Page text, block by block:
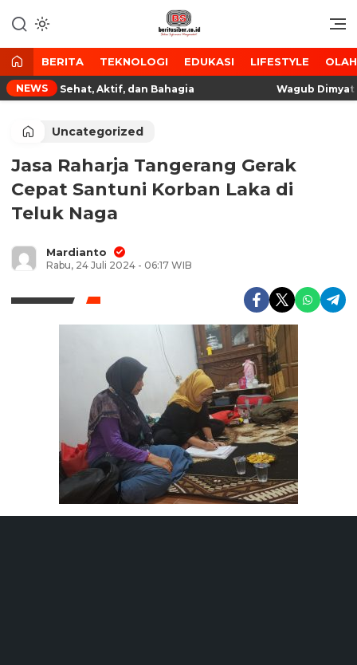
ke
konten
BeritaSiber.co.id
Media Tanggap Dan Akurat
BERITA TEKNOLOGI EDUKASI LIFESTYLE
NEWSSehat, Aktif, dan Bahagia Wagub Dimyati
Uncategorized
Jasa Raharja Tangerang Gerak
Cepat Santuni Korban Laka di
Teluk Naga
Mardianto
Rabu, 24 Juli 2024 - 06:17 WIB